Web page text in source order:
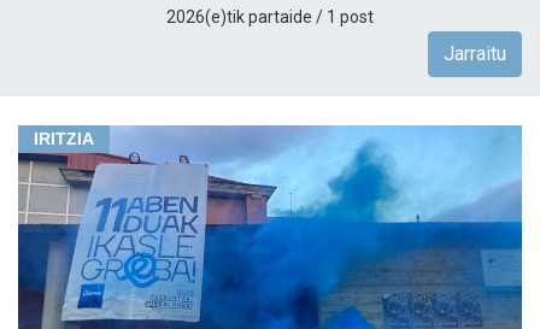
2026(e)tik partaide / 1 post
Jarraitu
IRITZIA